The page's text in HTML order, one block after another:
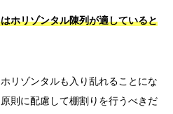
ホリゾンタル陳列が適していると
リゾンタルも入り乱れることにな
則に配慮して棚割りを行うべきだ